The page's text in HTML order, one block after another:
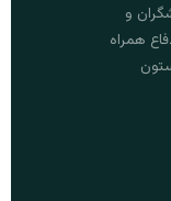
و
همراه